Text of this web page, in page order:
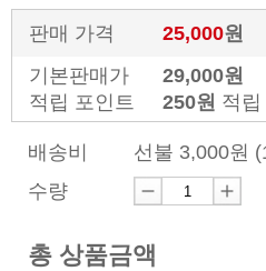
판매 가격 25,000원
기본판매가
29,000원
적립 포인트
250원 적립
배송비
선불 3,000원
수량
총 상품금액